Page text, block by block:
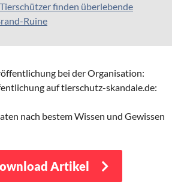
finden überlebende
Ruine
bei der Organisation:
auf tierschutz-skandale.de:
nach bestem Wissen und Gewissen
Artikel